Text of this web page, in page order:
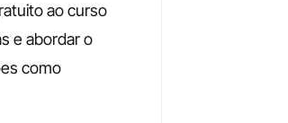
ao curso
e abordar o
como